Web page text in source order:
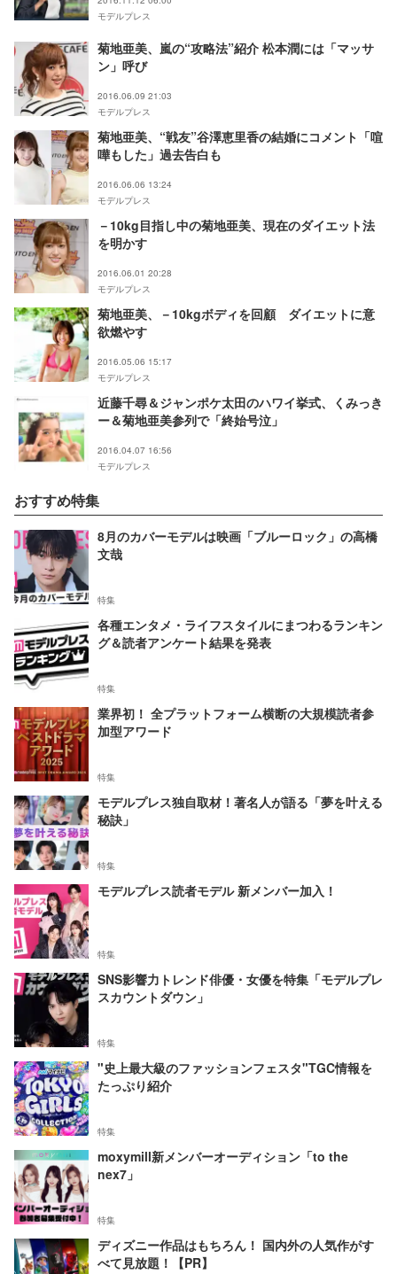
モデルプレス
菊地亜美、嵐の“攻略法”紹介 松本潤には「マッサ
ン」呼び
2016.06.09 21:03
モデルプレス
菊地亜美、“戦友”谷澤恵里香の結婚にコメント「喧
嘩もした」過去告白も
2016.06.06 13:24
モデルプレス
－10kg目指し中の菊地亜美、現在のダイエット法
を明かす
2016.06.01 20:28
モデルプレス
菊地亜美、－10kgボディを回顧 ダイエットに意
欲燃やす
2016.05.06 15:17
モデルプレス
近藤千尋＆ジャンポケ太田のハワイ挙式、くみっき
ー＆菊地亜美参列で「終始号泣」
2016.04.07 16:56
モデルプレス
おすすめ特集
8月のカバーモデルは映画「ブルーロック」の高橋
文哉
特集
各種エンタメ・ライフスタイルにまつわるランキン
グ＆読者アンケート結果を発表
特集
業界初！ 全プラットフォーム横断の大規模読者参
加型アワード
特集
モデルプレス独自取材！著名人が語る「夢を叶える
秘訣」
特集
モデルプレス読者モデル 新メンバー加入！
特集
SNS影響力トレンド俳優・女優を特集「モデルプレ
スカウントダウン」
特集
"史上最大級のファッションフェスタ"TGC情報を
たっぷり紹介
特集
moxymill新メンバーオーディション「to the
nex7」
特集
ディズニー作品はもちろん！ 国内外の人気作がす
べて見放題！【PR】